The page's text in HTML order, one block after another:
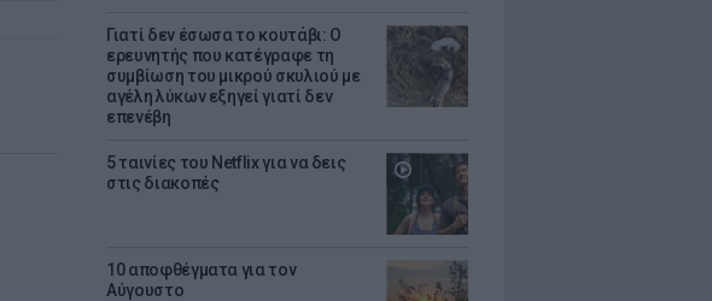
Γιατί δεν έσωσα το κουτάβι: Ο
ερευνητής που κατέγραφε τη
συμβίωση του μικρού σκυλιού με
αγέλη λύκων εξηγεί γιατί δεν
επενέβη
5 ταινίες του Netflix για να δεις
στις διακοπές
10 αποφθέγματα για τον
Αύγουστο